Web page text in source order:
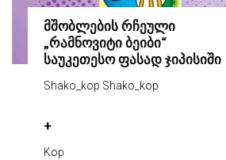
მშობლების რჩეული
„რამნოვიტი ბეიბი“
საუკეთესო ფასად ჯიპისიში
Shako_kop Shako_kop
+
Kop